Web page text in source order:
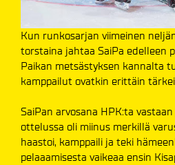
Kun runkosarjan viimeinen
torstaina jahtaa SaiPa edelleen
Paikan metsästyksen kannalta
kamppailut ovatkin erittäin
SaiPan arvosana HPK:ta
ottelussa oli miinus merkillä
haastoi, kamppaili ja teki
pelaaamisesta vaikeaa ensin